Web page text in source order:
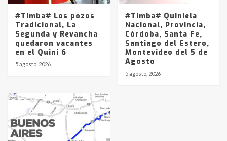
#Timba# Los pozos
Tradicional, La
Segunda y Revancha
quedaron vacantes
en el Quini 6
5 agosto, 2026
#Timba# Quiniela
Nacional, Provincia,
Córdoba, Santa Fe,
Santiago del Estero,
Montevideo del 5 de
Agosto
5 agosto, 2026